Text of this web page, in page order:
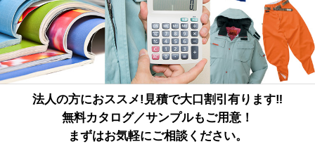
法人の方におススメ!見積で大口割引有ります‼
無料カタログ／サンプルもご用意！
まずはお気軽にご相談ください。